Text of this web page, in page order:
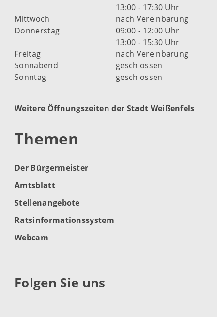
13:00 - 17:30 Uhr
Mittwoch
nach Vereinbarung
Donnerstag
09:00 - 12:00 Uhr
13:00 - 15:30 Uhr
Freitag
nach Vereinbarung
Sonnabend
geschlossen
Sonntag
geschlossen
Weitere Öffnungszeiten der Stadt Weißenfels
Themen
Der Bürgermeister
Amtsblatt
Stellenangebote
Ratsinformationssystem
Webcam
Folgen Sie uns